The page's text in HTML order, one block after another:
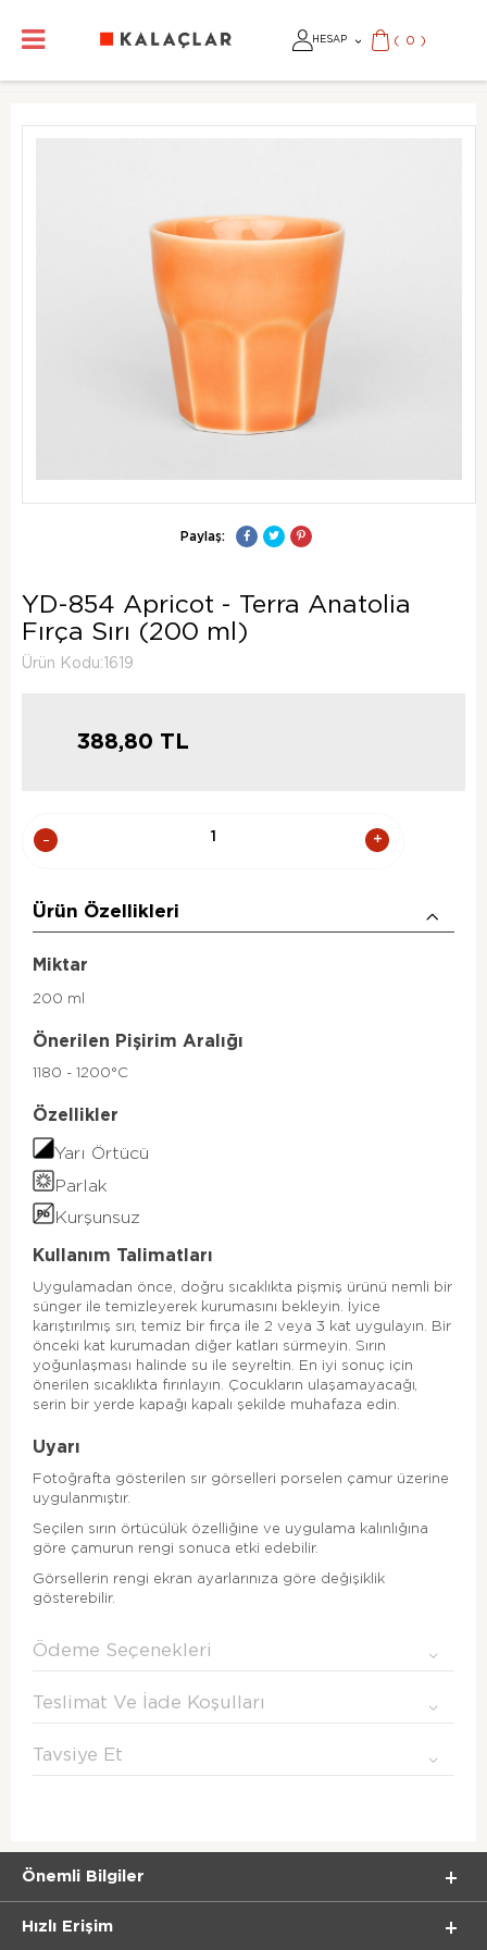
( 0 )
HESAP
Paylaş:
YD-854 Apricot - Terra Anatolia
Fırça Sırı (200 ml)
Ürün Kodu:1619
388,80 TL
Ürün Özellikleri
Miktar
200 ml
Önerilen Pişirim Aralığı
1180 - 1200°C
Özellikler
Yarı Örtücü
Parlak
Kurşunsuz
Kullanım Talimatları
Uygulamadan önce, doğru sıcaklıkta pişmiş ürünü nemli bir
sünger ile temizleyerek kurumasını bekleyin. İyice
karıştırılmış sırı, temiz bir fırça ile 2 veya 3 kat uygulayın. Bir
önceki kat kurumadan diğer katları sürmeyin. Sırın
yoğunlaşması halinde su ile seyreltin. En iyi sonuç için
önerilen sıcaklıkta fırınlayın. Çocukların ulaşamayacağı,
serin bir yerde kapağı kapalı şekilde muhafaza edin.
Uyarı
Fotoğrafta gösterilen sır görselleri porselen çamur üzerine
uygulanmıştır.
Seçilen sırın örtücülük özelliğine ve uygulama kalınlığına
göre çamurun rengi sonuca etki edebilir.
Görsellerin rengi ekran ayarlarınıza göre değişiklik
gösterebilir.
Ödeme Seçenekleri
Teslimat Ve İade Koşulları
Tavsiye Et
Önemli Bilgiler
Hızlı Erişim